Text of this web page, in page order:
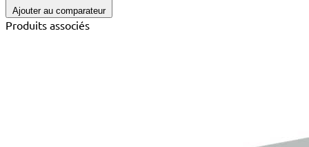
Ajouter au comparateur
Produits associés